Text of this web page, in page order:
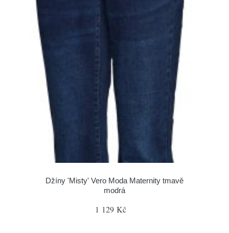
Džíny 'Misty' Vero Moda Maternity tmavě
modrá
1 129 Kč